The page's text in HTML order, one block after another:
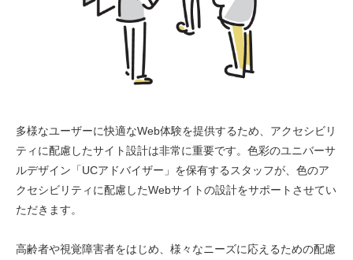
多様なユーザーに快適なWeb体験を提供するため、アクセシビリ
ティに配慮したサイト設計は非常に重要です。色彩のユニバーサ
ルデザイン「UCアドバイザー」を保有するスタッフが、色のア
クセシビリティに配慮したWebサイトの設計をサポートさせてい
ただきます。
高齢者や視覚障害者をはじめ、様々なニーズに応えるための配慮